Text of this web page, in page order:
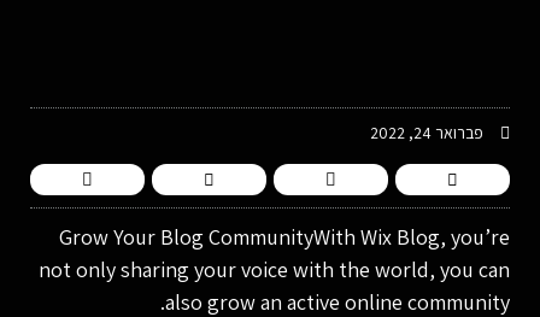
פברואר 24, 2022
Grow Your Blog CommunityWith Wix Blog, you’re
not only sharing your voice with the world, you can
also grow an active online community.